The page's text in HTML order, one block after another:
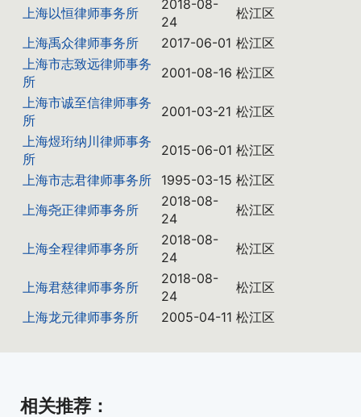
上海以恒律师事务所
2018-08-
24
松江区
上海禹众律师事务所
2017-06-01 松江区
上海市志致远律师事务
所
2001-08-16 松江区
上海市诚至信律师事务
所
2001-03-21 松江区
上海煜珩纳川律师事务
所
2015-06-01 松江区
上海市志君律师事务所
1995-03-15 松江区
上海尧正律师事务所
2018-08-
24
松江区
上海全程律师事务所
2018-08-
24
松江区
上海君慈律师事务所
2018-08-
24
松江区
上海龙元律师事务所
2005-04-11 松江区
相关推荐 ：